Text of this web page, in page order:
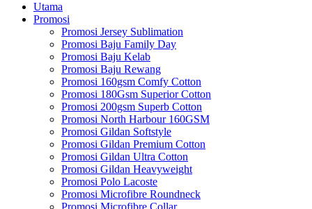
Utama
Promosi
Promosi Jersey Sublimation
Promosi Baju Family Day
Promosi Baju Kelab
Promosi Baju Rewang
Promosi 160gsm Comfy Cotton
Promosi 180Gsm Superior Cotton
Promosi 200gsm Superb Cotton
Promosi North Harbour 160GSM
Promosi Gildan Softstyle
Promosi Gildan Premium Cotton
Promosi Gildan Ultra Cotton
Promosi Gildan Heavyweight
Promosi Polo Lacoste
Promosi Microfibre Roundneck
Promosi Microfibre Collar